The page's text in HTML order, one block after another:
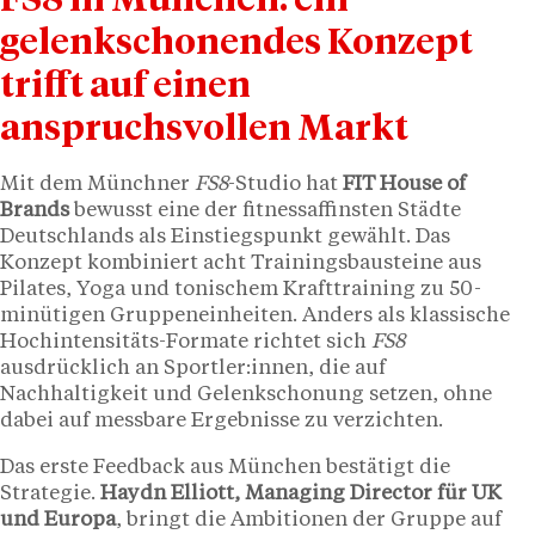
gelenkschonendes Konzept
trifft auf einen
anspruchsvollen Markt
Mit dem Münchner FS8-Studio hat FIT House of
Brandsbewusst eine der fitnessaffinsten Städte
Deutschlands als Einstiegspunkt gewählt. Das
Konzept kombiniert acht Trainingsbausteine aus
Pilates, Yoga und tonischem Krafttraining zu 50-
minütigen Gruppeneinheiten. Anders als klassische
Hochintensitäts-Formate richtet sich FS8
ausdrücklich an Sportler:innen, die auf
Nachhaltigkeit und Gelenkschonung setzen, ohne
dabei auf messbare Ergebnisse zu verzichten.
Das erste Feedback aus München bestätigt die
Strategie. Haydn Elliott, Managing Director für UK
und Europa, bringt die Ambitionen der Gruppe auf